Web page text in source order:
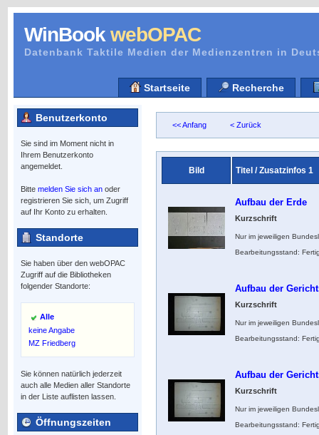
WinBook webOPAC
Datenbank Taktile Medien der Medienzentren in
Startseite Recherche
Benutzerkonto
Sie sind im Moment nicht in
Ihrem Benutzerkonto
angemeldet.
Bitte melden Sie sich an oder
registrieren Sie sich, um Zugriff
auf Ihr Konto zu erhalten.
Standorte
Sie haben über den webOPAC
Zugriff auf die Bibliotheken
folgender Standorte:
Alle
keine Angabe
MZ Friedberg
Sie können natürlich jederzeit
auch alle Medien aller Standorte
in der Liste auflisten lassen.
Öffnungszeiten
<< Anfang < Zurück
Bild Titel / Zusatzinfos 1
Aufbau der Erde
Kurzschrift
Nur im jeweiligen
Bearbeitungsstand:
Aufbau der
Kurzschrift
Nur im jeweiligen
Bearbeitungsstand:
Aufbau der
Kurzschrift
Nur im jeweiligen
Bearbeitungsstand: